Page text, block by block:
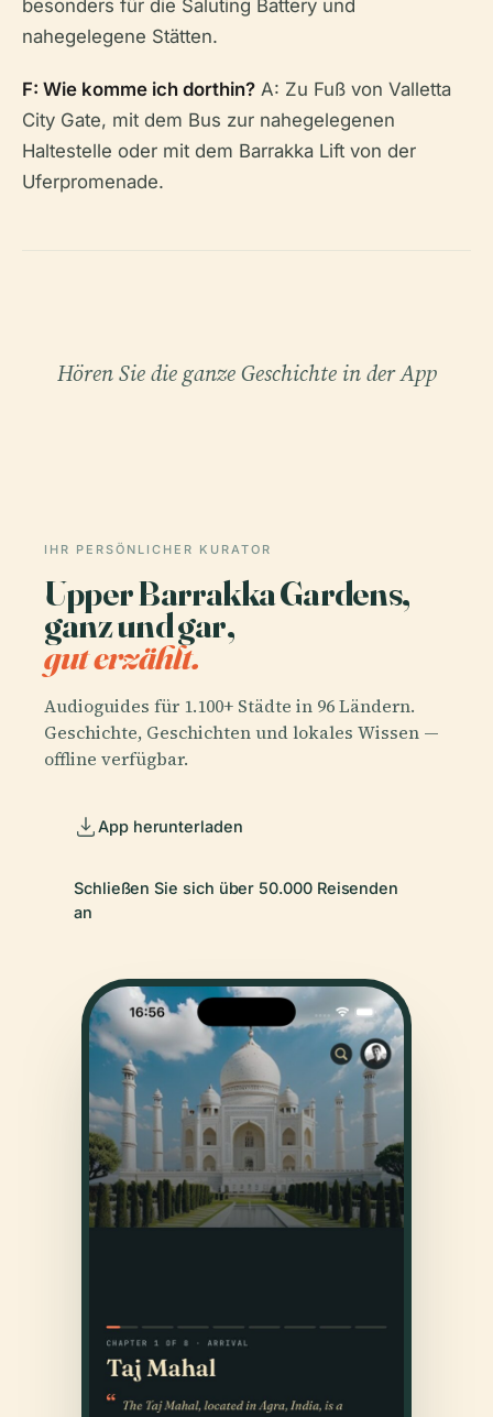
besonders für die Saluting Battery und
nahegelegene Stätten.
F: Wie komme ich dorthin? A: Zu Fuß von Valletta
City Gate, mit dem Bus zur nahegelegenen
Haltestelle oder mit dem Barrakka Lift von der
Uferpromenade.
Hören Sie die ganze Geschichte in der App
IHR PERSÖNLICHER KURATOR
Upper Barrakka Gardens,
ganz und gar,
gut erzählt.
Audioguides für 1.100+ Städte in 96 Ländern.
Geschichte, Geschichten und lokales Wissen —
offline verfügbar.
App herunterladen
Schließen Sie sich über 50.000 Reisenden
an